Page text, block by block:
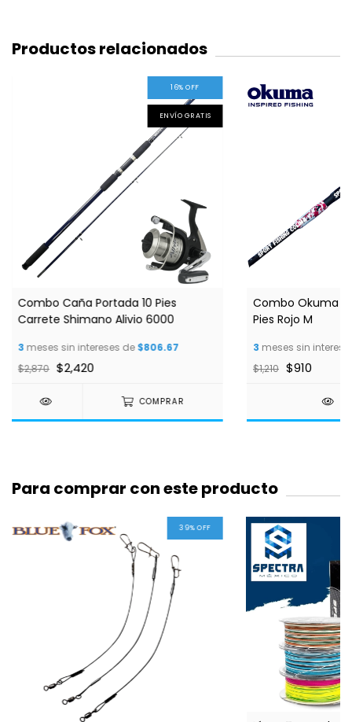
Productos relacionados
16%OFF
ENVÍO GRATIS
Combo Caña Portada 10 Pies
Carrete Shimano Alivio 6000
3 meses sin intereses de$806.67
$2,870 $2,420
COMPRAR
Combo Okuma
Pies Rojo M
3 meses sin
$1,210 $910
Para comprar con este producto
39%OFF